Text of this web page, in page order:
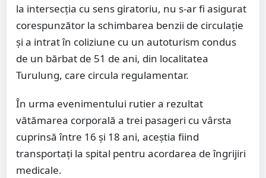
la intersecția cu sens giratoriu, nu s-ar fi asigurat
corespunzător la schimbarea benzii de circulație
și a intrat în coliziune cu un autoturism condus
de un bărbat de 51 de ani, din localitatea
Turulung, care circula regulamentar.
În urma evenimentului rutier a rezultat
vătămarea corporală a trei pasageri cu vârsta
cuprinsă între 16 și 18 ani, aceștia fiind
transportați la spital pentru acordarea de îngrijiri
medicale.